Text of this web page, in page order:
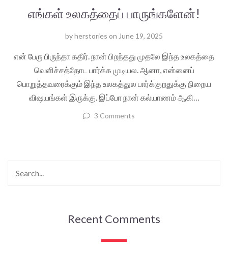
எங்கள் உலகத்தைப் பாருங்களேன்!
byherstories on June 19, 2025
என் பேரு பிருந்தா கதிர். நான் பிறந்தது முதலே இந்த உலகத்தை
வெளிச்சத்தோட பார்க்க முடியல. ஆனா, என்னைப்
பொறுத்தவரைக்கும் இந்த உலகத்துல பார்க்குறதுக்கு நிறைய
விஷயங்கள் இருக்கு. இப்போ நான் கல்யாணம் ஆகி…
3 Comments
Recent Comments